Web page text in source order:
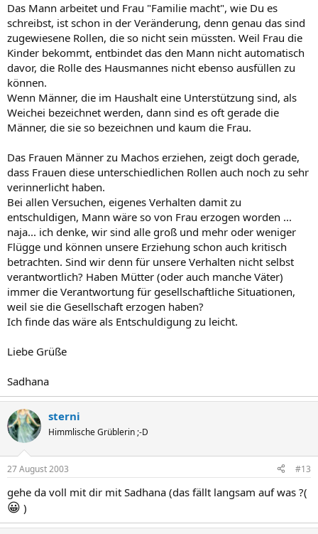
Das Mann arbeitet und Frau "Familie macht", wie Du es
schreibst, ist schon in der Veränderung, denn genau das sind
zugewiesene Rollen, die so nicht sein müssten. Weil Frau die
Kinder bekommt, entbindet das den Mann nicht automatisch
davor, die Rolle des Hausmannes nicht ebenso ausfüllen zu
können.
Wenn Männer, die im Haushalt eine Unterstützung sind, als
Weichei bezeichnet werden, dann sind es oft gerade die
Männer, die sie so bezeichnen und kaum die Frau.
Das Frauen Männer zu Machos erziehen, zeigt doch gerade,
dass Frauen diese unterschiedlichen Rollen auch noch zu sehr
verinnerlicht haben.
Bei allen Versuchen, eigenes Verhalten damit zu
entschuldigen, Mann wäre so von Frau erzogen worden ...
naja... ich denke, wir sind alle groß und mehr oder weniger
Flügge und können unsere Erziehung schon auch kritisch
betrachten. Sind wir denn für unsere Verhalten nicht selbst
verantwortlich? Haben Mütter (oder auch manche Väter)
immer die Verantwortung für gesellschaftliche Situationen,
weil sie die Gesellschaft erzogen haben?
Ich finde das wäre als Entschuldigung zu leicht.
Liebe Grüße
Sadhana
sterni
Himmlische Grüblerin ;-D
27 August 2003 #13
gehe da voll mit dir mit Sadhana (das fällt langsam auf was ?(
😀 )